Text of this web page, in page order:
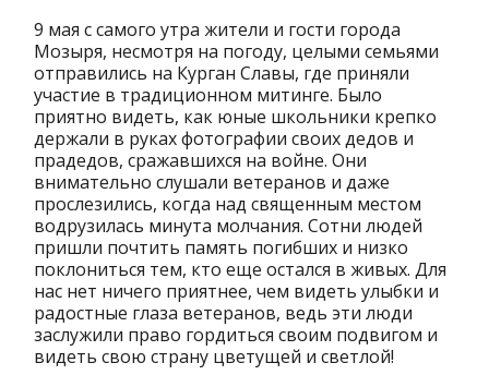
9 мая с самого утра жители и гости города
Мозыря, несмотря на погоду, целыми семьями
отправились на Курган Славы, где приняли
участие в традиционном митинге. Было
приятно видеть, как юные школьники крепко
держали в руках фотографии своих дедов и
прадедов, сражавшихся на войне. Они
внимательно слушали ветеранов и даже
прослезились, когда над священным местом
водрузилась минута молчания. Сотни людей
пришли почтить память погибших и низко
поклониться тем, кто еще остался в живых. Для
нас нет ничего приятнее, чем видеть улыбки и
радостные глаза ветеранов, ведь эти люди
заслужили право гордиться своим подвигом и
видеть свою страну цветущей и светлой!